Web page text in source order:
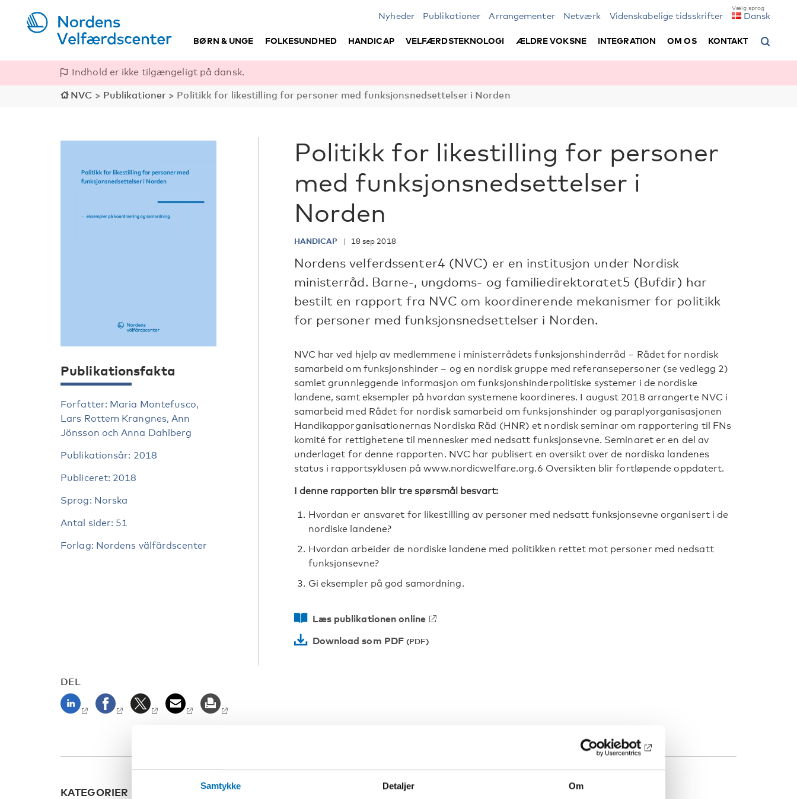
Samtykke Detaljer Om
Nyheder Publikationer Arrangementer Netværk Videnskabelige tidsskrifter Dansk
BØRN & UNGE FOLKESUNDHED HANDICAP VELFÆRDSTEKNOLOGI ÆLDRE VOKSNE INTEGRATION OM OS KONTAKT
Indhold er ikke tilgængeligt på dansk.
NVC > Publikationer > Politikk for likestilling for personer med funksjonsnedsettelser i Norden
Politikk for likestilling for personer
med funksjonsnedsettelser i
Norden
HANDICAP 18 sep 2018
Nordens velferdssenter4 (NVC) er en institusjon under Nordisk
ministerråd. Barne-, ungdoms- og familiedirektoratet5 (Bufdir) har
bestilt en rapport fra NVC om koordinerende mekanismer for politikk
for personer med funksjonsnedsettelser i Norden.
NVC har ved hjelp av medlemmene i ministerrådets funksjonshinderråd – Rådet for nordisk
samarbeid om funksjonshinder – og en nordisk gruppe med referansepersoner (se vedlegg 2)
samlet grunnleggende informasjon om funksjonshinderpolitiske systemer i de nordiske
landene, samt eksempler på hvordan systemene koordineres. I august 2018 arrangerte NVC i
samarbeid med Rådet for nordisk samarbeid om funksjonshinder og paraplyorganisasjonen
Handikapporganisationernas Nordiska Råd (HNR) et nordisk seminar om rapportering til FNs
komité for rettighetene til mennesker med nedsatt funksjonsevne. Seminaret er en del av
underlaget for denne rapporten. NVC har publisert en oversikt over de nordiska landenes
status i rapportsyklusen på www.nordicwelfare.org.6 Oversikten blir fortløpende oppdatert.
I denne rapporten blir tre spørsmål besvart:
Hvordan er ansvaret for likestilling av personer med nedsatt funksjonsevne organisert i de
nordiske landene?
Hvordan arbeider de nordiske landene med politikken rettet mot personer med nedsatt
funksjonsevne?
Gi eksempler på god samordning.
Læs publikationen online
Download som PDF
Publikationsfakta
Forfatter: Maria Montefusco,
Lars Rottem Krangnes, Ann
Jönsson och Anna Dahlberg
Publikationsår: 2018
Publiceret: 2018
Sprog: Norska
Antal sider: 51
Forlag: Nordens välfärdscenter
DEL
KATEGORIER NØGLEORD